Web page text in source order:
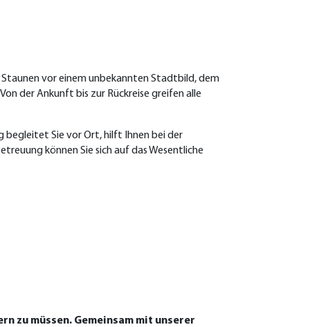
vor einem unbekannten Stadtbild, dem
der Ankunft bis zur Rückreise greifen alle
begleitet Sie vor Ort, hilft Ihnen bei der
können Sie sich auf das Wesentliche
zu müssen. Gemeinsam mit unserer